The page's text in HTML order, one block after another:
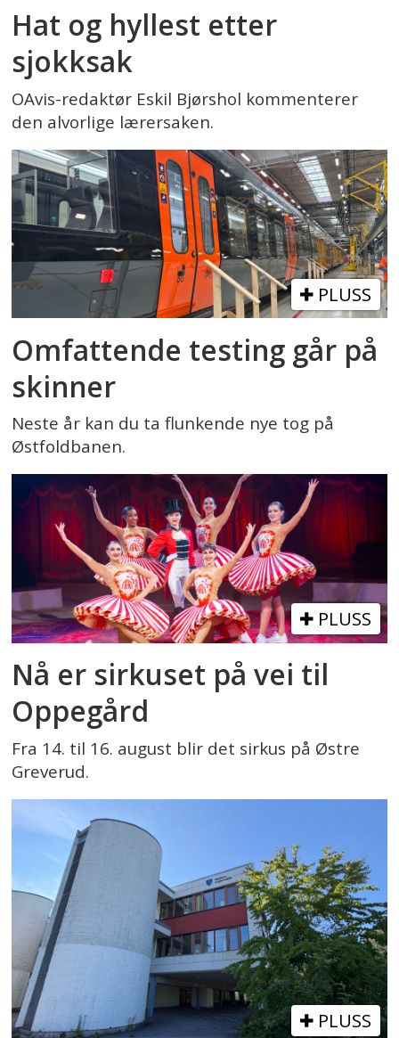
Hat og hyllest etter
sjokksak
OAvis-redaktør Eskil Bjørshol kommenterer
den alvorlige lærersaken.
PLUSS
Omfattende testing går på
skinner
Neste år kan du ta flunkende nye tog på
Østfoldbanen.
PLUSS
Nå er sirkuset på vei til
Oppegård
Fra 14. til 16. august blir det sirkus på Østre
Greverud.
PLUSS